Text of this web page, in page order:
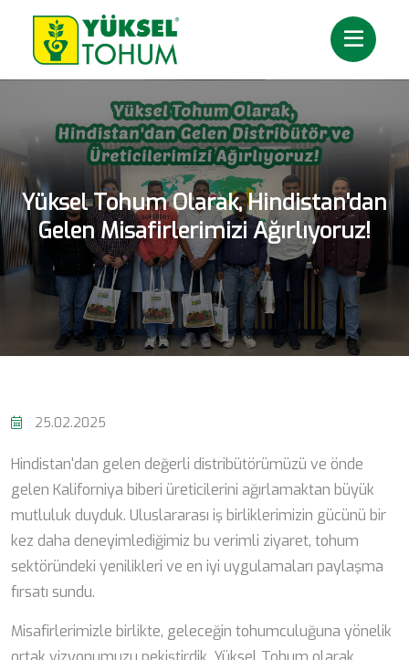
Yüksel Tohum Olarak, Hindistan'dan
Gelen Misafirlerimizi Ağırlıyoruz!
25.02.2025
Hindistan'dan gelen değerli distribütörümüzü ve önde
gelen Kaliforniya biberi üreticilerini ağırlamaktan büyük
mutluluk duyduk. Uluslararası iş birliklerimizin gücünü bir
kez daha deneyimlediğimiz bu verimli ziyaret, tohum
sektöründeki yenilikleri ve en iyi uygulamaları paylaşma
fırsatı sundu.
Misafirlerimizle birlikte, geleceğin tohumculuğuna yönelik